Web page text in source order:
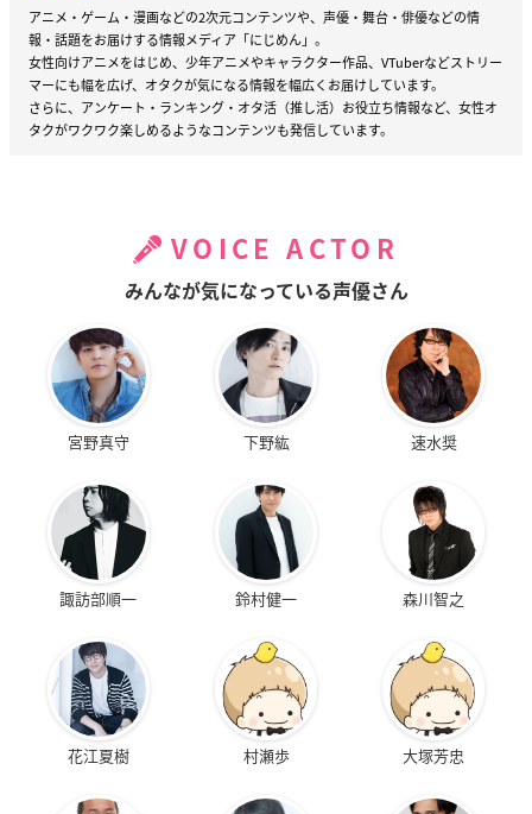
アニメ・ゲーム・漫画などの2次元コンテンツや、声優・舞台・俳優などの情
報・話題をお届けする情報メディア「にじめん」。
女性向けアニメをはじめ、少年アニメやキャラクター作品、VTuberなどストリー
マーにも幅を広げ、オタクが気になる情報を幅広くお届けしています。
さらに、アンケート・ランキング・オタ活（推し活）お役立ち情報など、女性オ
タクがワクワク楽しめるようなコンテンツも発信しています。
VOICE ACTOR
みんなが気になっている声優さん
宮野真守 下野紘 速水奨
諏訪部順一 鈴村健一 森川智之
花江夏樹 村瀬歩 大塚芳忠